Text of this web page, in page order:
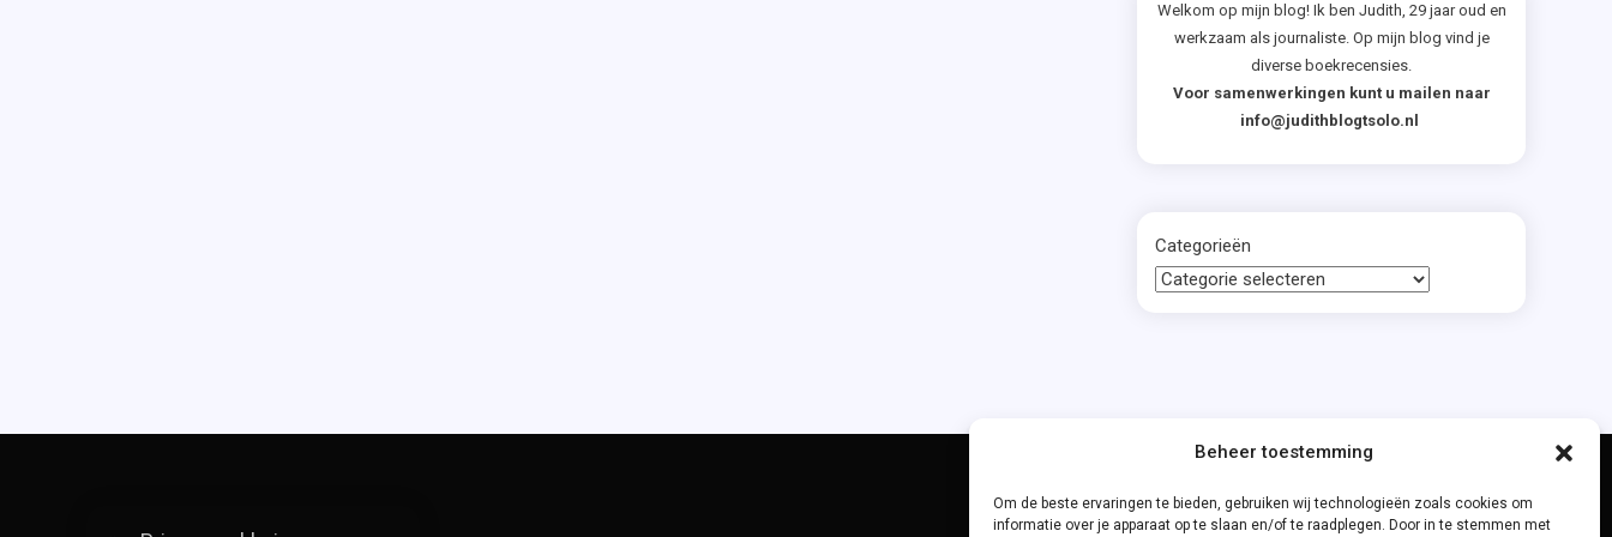
Beheer toestemming
Om de beste ervaringen te bieden, gebruiken wij technologieën zoals cookies om
informatie over je apparaat op te slaan en/of te raadplegen. Door in te stemmen met
Welkom op mijn blog! Ik ben Judith, 29 jaar oud en
werkzaam als journaliste. Op mijn blog vind je
diverse boekrecensies.
Voor samenwerkingen kunt u mailen naar
info@judithblogtsolo.nl
Categorieën